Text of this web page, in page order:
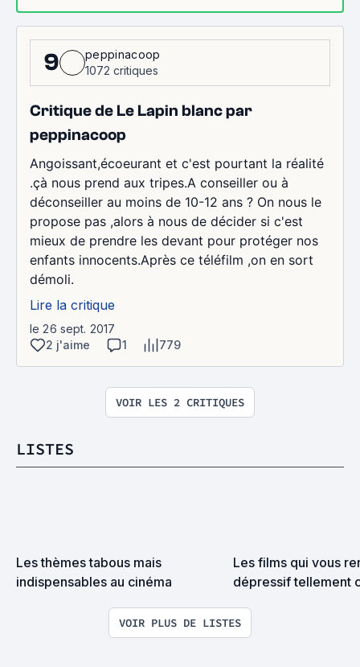
9
peppinacoop
1072 critiques
Critique de Le Lapin blanc par
peppinacoop
Angoissant,écoeurant et c'est pourtant la réalité
.çà nous prend aux tripes.A conseiller ou à
déconseiller au moins de 10-12 ans ? On nous le
propose pas ,alors à nous de décider si c'est
mieux de prendre les devant pour protéger nos
enfants innocents.Après ce téléfilm ,on en sort
démoli.
Lire la critique
le 26 sept. 2017
2 j'aime
1 779
VOIR LES 2 CRITIQUES
LISTES
Les thèmes tabous mais
indispensables au cinéma
Les films qui vous
dépressif tellement
VOIR PLUS DE LISTES